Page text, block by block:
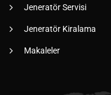
Jeneratör Servisi
Jeneratör Kiralama
Makaleler